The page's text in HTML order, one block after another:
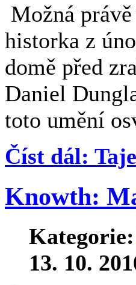
Možná
historka z
domě před
Daniel
toto umění
Číst dál:
Knowth:
Kategorie:
13. 10.